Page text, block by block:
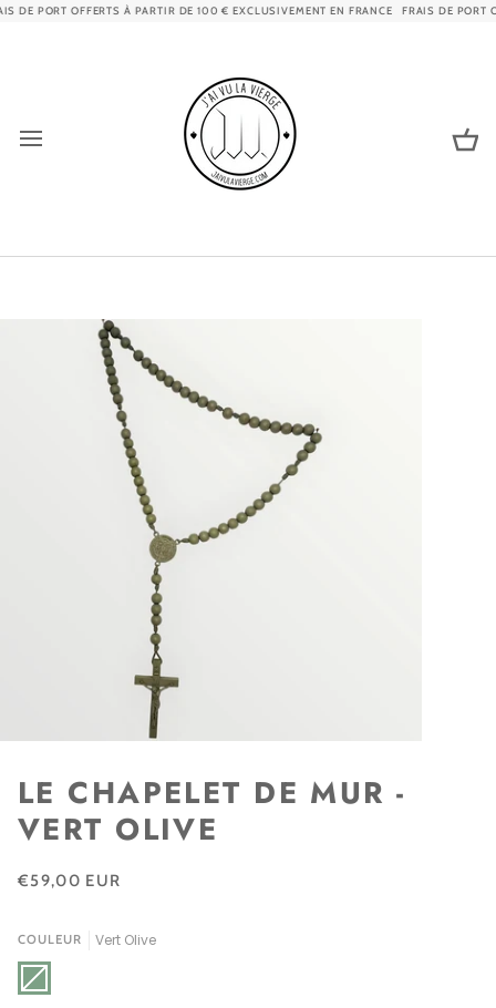
Passer
DE PORT OFFERTS À PARTIR DE 100 € EXCLUSIVEMENT EN FRANCE FRAIS DE PORT
LE CHAPELET DE MUR -
VERT OLIVE
€59,00 EUR
COULEUR Vert Olive
Vert
Olive
Variante
épuisée
ou